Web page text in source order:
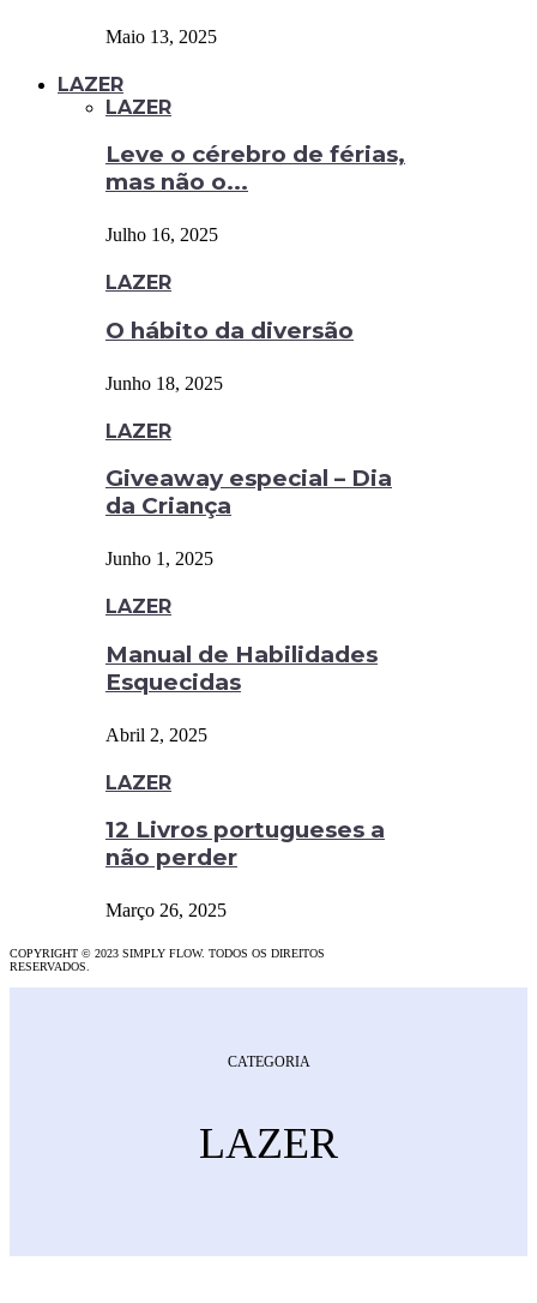
Maio 13, 2025
LAZER
LAZER
Leve o cérebro de férias,
mas não o...
Julho 16, 2025
LAZER
O hábito da diversão
Junho 18, 2025
LAZER
Giveaway especial – Dia
da Criança
Junho 1, 2025
LAZER
Manual de Habilidades
Esquecidas
Abril 2, 2025
LAZER
12 Livros portugueses a
não perder
Março 26, 2025
COPYRIGHT © 2023 SIMPLY FLOW. TODOS OS DIREITOS
RESERVADOS.
CATEGORIA
LAZER